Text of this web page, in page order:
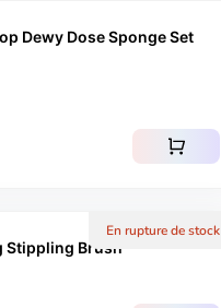
Dewy Dose Sponge Set
shopping_cart
En rupture de stock
Stippling Brush